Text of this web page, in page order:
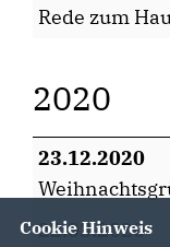
Rede zum
2020
23.12.2020
22.03.2020
Cookie Hinweis